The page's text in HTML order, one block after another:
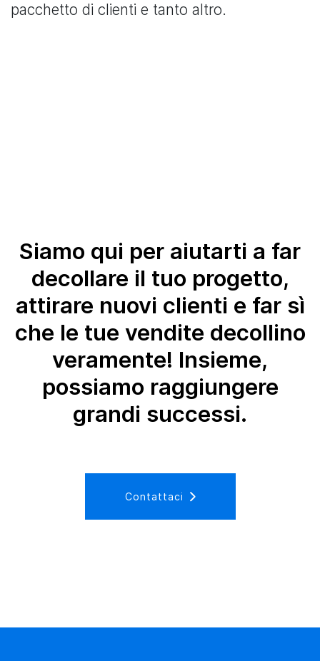
pacchetto di clienti e tanto altro.
Siamo qui per aiutarti a far
decollare il tuo progetto,
attirare nuovi clienti e far sì
che le tue vendite decollino
veramente! Insieme,
possiamo raggiungere
grandi successi.
Contattaci